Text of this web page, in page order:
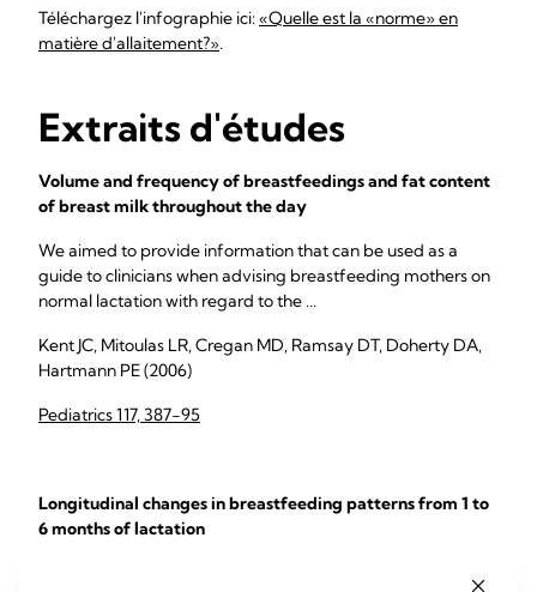
Téléchargez l'infographie ici:«Quelle est la «norme» en
matière d'allaitement?».
Extraits d'études
Volume and frequency of breastfeedings and fat content
of breast milk throughout the day
We aimed to provide information that can be used as a
guide to clinicians when advising breastfeeding mothers on
normal lactation with regard to the ...
Kent JC, Mitoulas LR, Cregan MD, Ramsay DT, Doherty DA,
Hartmann PE (2006)
Pediatrics 117, 387-95
Longitudinal changes in breastfeeding patterns from 1 to
6 months of lactation